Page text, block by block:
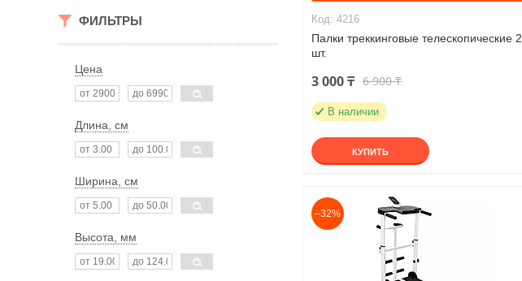
ФИЛЬТРЫ
Цена
Длина, см
Ширина, см
Высота, мм
4216
Палки треккинговые телескопические 2
шт.
3 000 ₸ 6 900 ₸
В наличии
КУПИТЬ
–32%